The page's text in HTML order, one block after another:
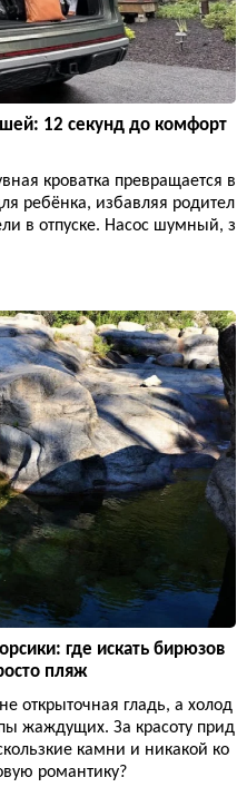
12 секунд до комфорт
кроватка превращается в
ребёнка, избавляя родител
в отпуске. Насос шумный, з
где искать бирюзов
пляж
открыточная гладь, а холод
жаждущих. За красоту прид
камни и никакой ко
романтику?